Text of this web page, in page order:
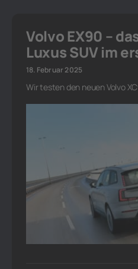
Volvo EX90 –
Luxus SUV im
18. Februar 2025
Wir testen den neuen Volvo